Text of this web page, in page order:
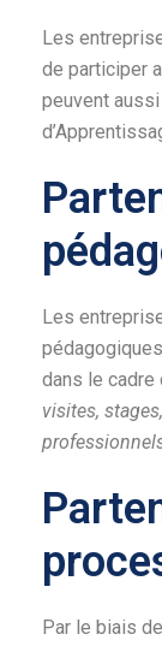
Les
de participer
peuvent
Les
dans le cadre
visites,
Par le biais